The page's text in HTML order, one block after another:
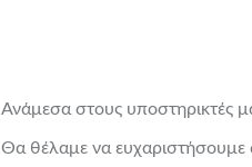
Ανάμεσα στους υποστηρικτές
Θα θέλαμε να ευχαριστήσουμε